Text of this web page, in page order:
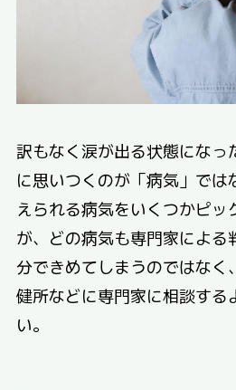
訳もなく涙が出る状態になっ
に思いつくのが「病気」では
えられる病気をいくつかピッ
が、どの病気も専門家による
分できめてしまうのではなく
健所などに専門家に相談する
い。